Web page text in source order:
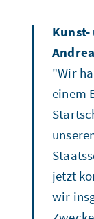
"Wir
einem
jetzt
wir